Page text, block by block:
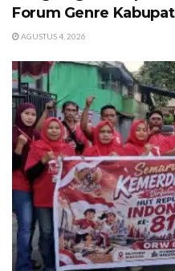
Forum Genre
AGUSTUS 4, 2026